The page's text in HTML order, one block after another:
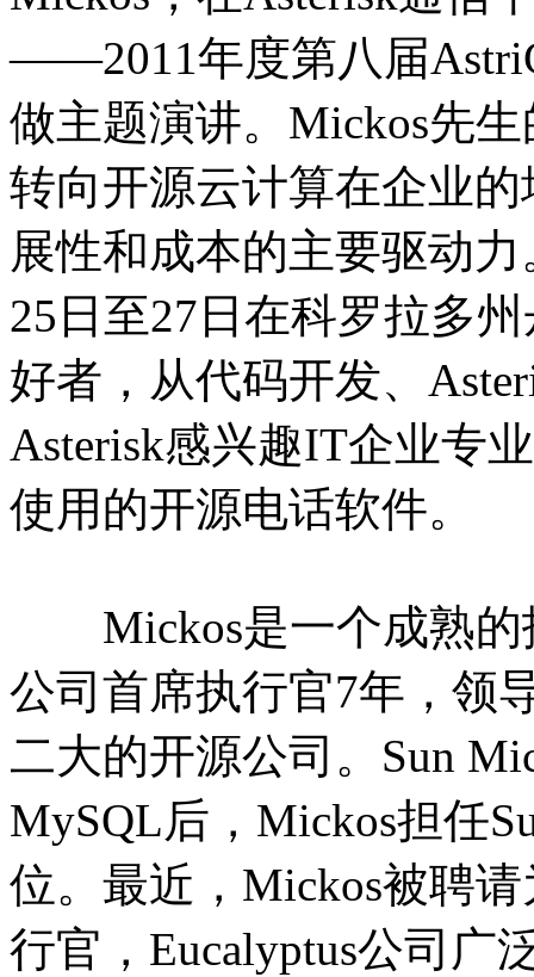
——2011年度第八届
做主题演讲。Mickos先
转向开源云计算在企业
展性和成本的主要驱动
25日至27日在科罗拉多
好者，从代码开发、
Asterisk感兴趣IT企业专
使用的开源电话软件。
Mickos是一个成熟的
公司首席执行官7年，领
二大的开源公司。Sun
MySQL后，Mickos担任
位。最近，Mickos被聘
行官，Eucalyptus公司广